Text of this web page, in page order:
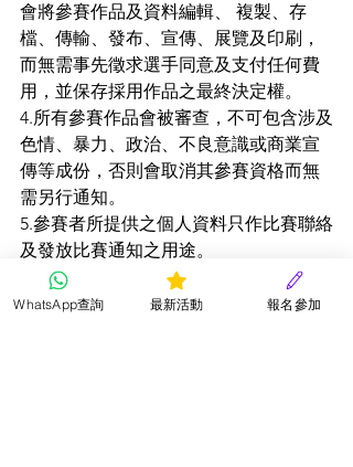
會將參賽作品及資料編輯、 複製、存
檔、傳輸、發布、宣傳、展覽及印刷，
而無需事先徵求選手同意及支付任何費
用，並保存採用作品之最終決定權。
4.所有參賽作品會被審查，不可包含涉及
色情、暴力、政治、不良意識或商業宣
傳等成份，否則會取消其參賽資格而無
需另行通知。
5.參賽者所提供之個人資料只作比賽聯絡
及發放比賽通知之用途。
6.所有參賽作品及費用一經遞交，概不發
還，而作品之版權均屬星星兒童朗誦會
WhatsApp查詢 最新活動 報名參加